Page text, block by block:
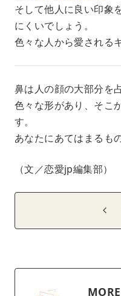
そして他人に良い印象
にくいでしょう。
色々な人から愛される
鼻は人の顔の大部分を
色々な形があり、そこ
す。
あなたにあてはまるも
（文／恋愛jp編集部）